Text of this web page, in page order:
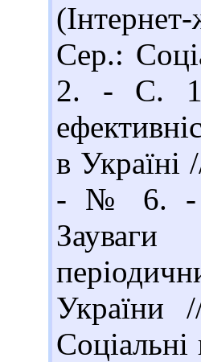
Сер.:
2. - С.
в
- № 6. -
України